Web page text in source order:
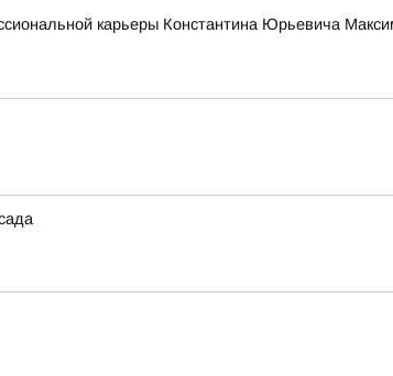
карьеры Константина Юрьевича